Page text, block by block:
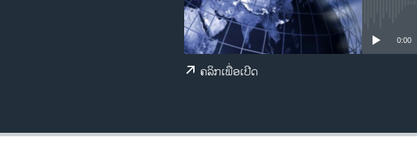
ພາສາອັງກິດ
0:00
ຄລິກເພື່ອເປີດ